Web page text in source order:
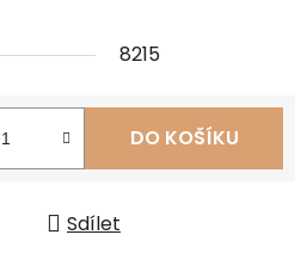
8215
DO KOŠÍKU
Sdílet